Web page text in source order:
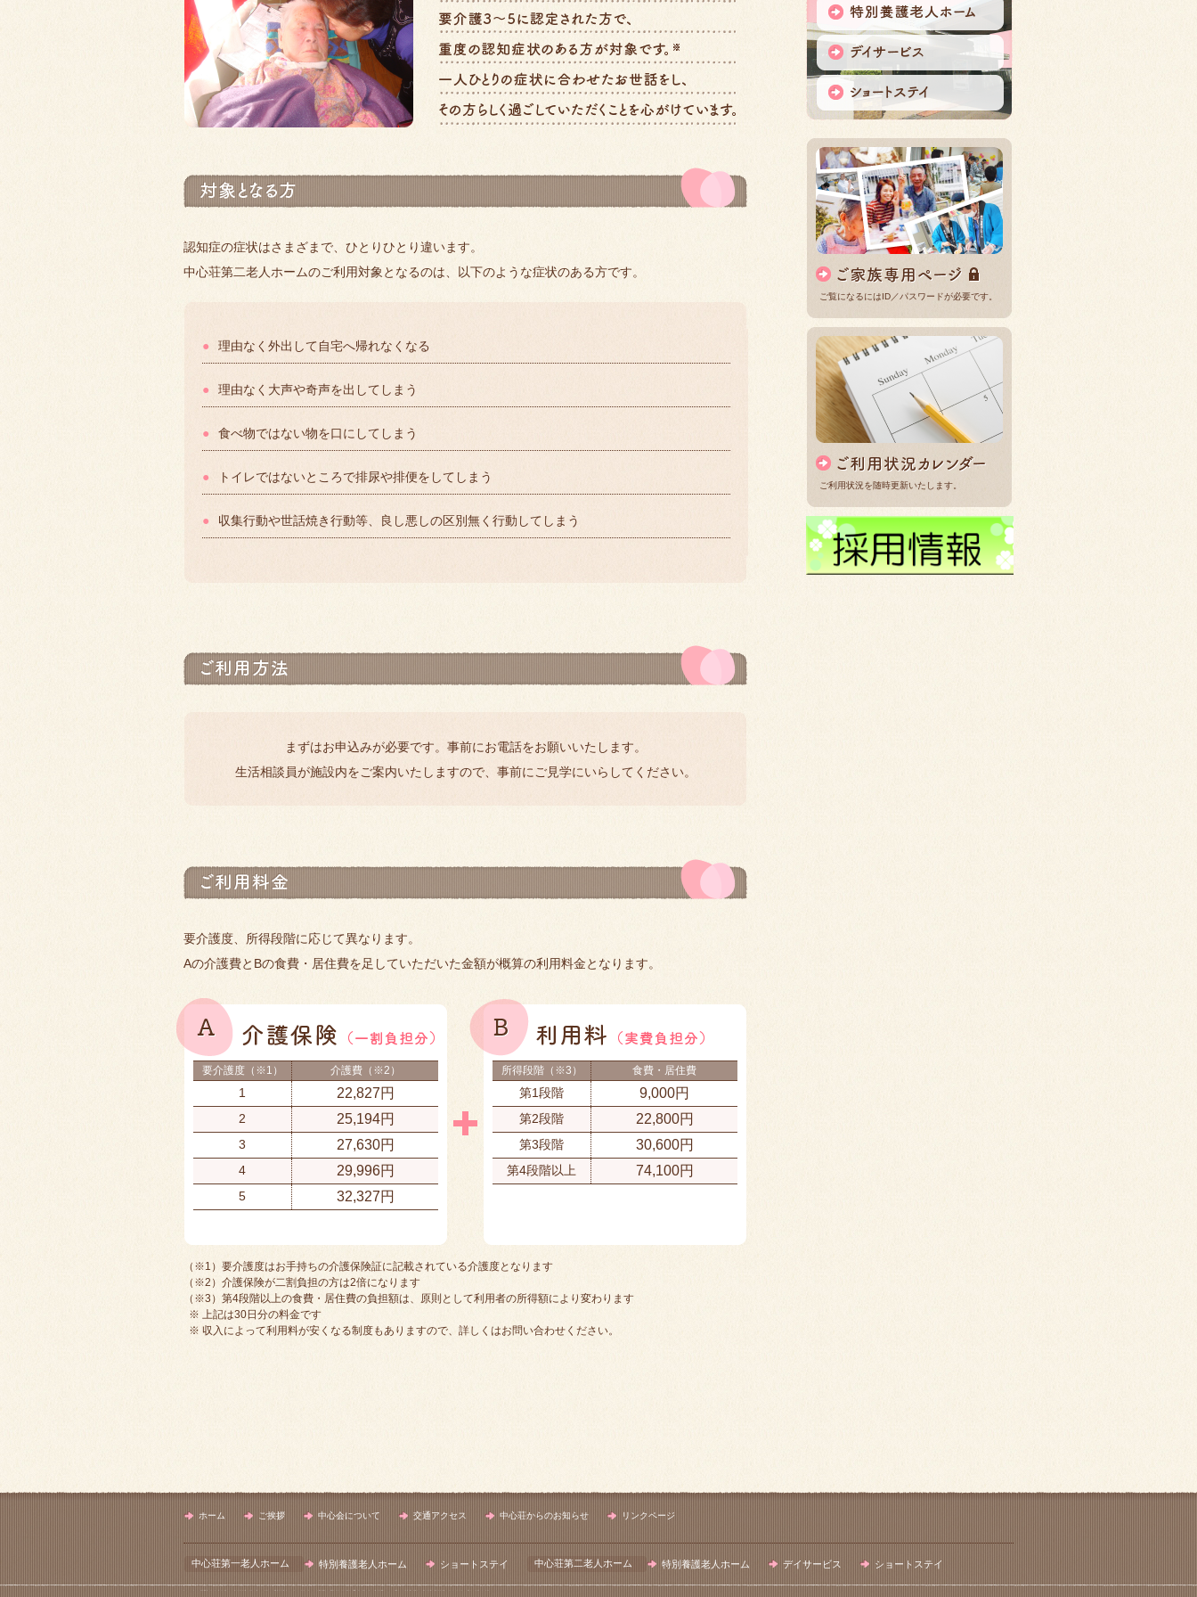
認知症の症状はさまざまで、ひとりひとり違います。
中心荘第二老人ホームのご利用対象となるのは、以下のような症状のある方です。
● 理由なく外出して自宅へ帰れなくなる
● 理由なく大声や奇声を出してしまう
● 食べ物ではない物を口にしてしまう
● トイレではないところで排尿や排便をしてしまう
● 収集行動や世話焼き行動等、良し悪しの区別無く行動してしまう
まずはお申込みが必要です。事前にお電話をお願いいたします。
生活相談員が施設内をご案内いたしますので、事前にご見学にいらしてください。
要介護度、所得段階に応じて異なります。
Aの介護費とBの食費・居住費を足していただいた金額が概算の利用料金となります。
要介護度（※1） 介護費（※2）
1 22,827円
2 25,194円
3 27,630円
4 29,996円
5 32,327円
所得段階（※3） 食費・居住費
第1段階 9,000円
第2段階 22,800円
第3段階 30,600円
第4段階以上 74,100円
（※1）要介護度はお手持ちの介護保険証に記載されている介護度となります
（※2）介護保険が二割負担の方は2倍になります
（※3）第4段階以上の食費・居住費の負担額は、原則として利用者の所得額により変わります
※ 上記は30日分の料金です
※ 収入によって利用料が安くなる制度もありますので、詳しくはお問い合わせください。
ご覧になるにはID／パスワードが必要です。
ご利用状況を随時更新いたします。
ホーム ご挨拶 中心会について 交通アクセス 中心荘からのお知らせ リンクページ
中心荘第一老人ホーム 特別養護老人ホーム ショートステイ 中心荘第二老人ホーム 特別養護老人ホーム デイサービス ショートステイ